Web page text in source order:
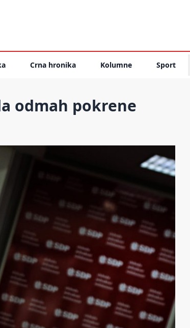
Crna hronika Kolumne Sport
odmah pokrene